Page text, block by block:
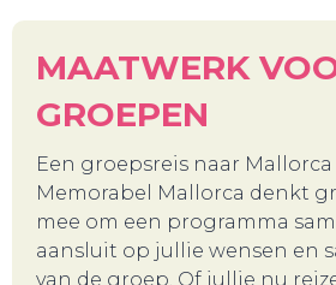
MAATWERK
GROEPEN
Een groepsreis naar
Memorabel Mallorca denkt
mee om een programma
aansluit op jullie wensen en
van de groep. Of jullie nu